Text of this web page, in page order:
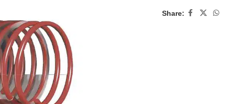
Share: